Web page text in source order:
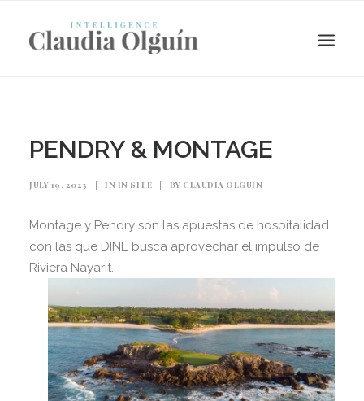
Search
PENDRY & MONTAGE
JULY 19, 2023 | IN IN SITE | BY CLAUDIA OLGUÍN
Montage y Pendry son las apuestas de hospitalidad
con las que DINE busca aprovechar el impulso de
Riviera Nayarit.